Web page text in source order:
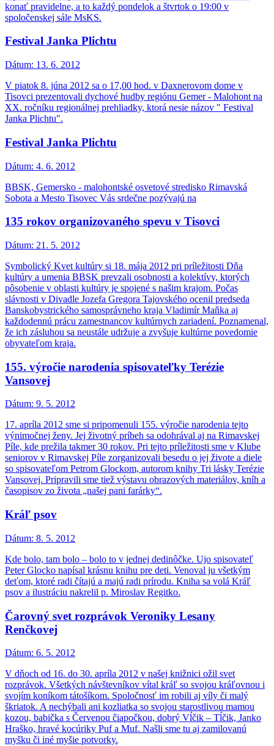
konať pravidelne, a to každý pondelok a štvrtok o 19:00 v
spoločenskej sále MsKS.
Festival Janka Plichtu
Dátum: 13. 6. 2012
V piatok 8. júna 2012 sa o 17,00 hod. v Daxnerovom dome v
Tisovci prezentovali dychové hudby regiónu Gemer - Malohont na
XX. ročníku regionálnej prehliadky, ktorá nesie názov " Festival
Janka Plichtu".
Festival Janka Plichtu
Dátum: 4. 6. 2012
BBSK, Gemersko - malohontské osvetové stredisko Rimavská
Sobota a Mesto Tisovec Vás srdečne pozývajú na
135 rokov organizovaného spevu v Tisovci
Dátum: 21. 5. 2012
Symbolický Kvet kultúry si 18. mája 2012 pri príležitosti Dňa
kultúry a umenia BBSK prevzali osobnosti a kolektívy, ktorých
pôsobenie v oblasti kultúry je spojené s našim krajom. Počas
slávnosti v Divadle Jozefa Gregora Tajovského ocenil predseda
Banskobystrického samosprávneho kraja Vladimír Maňka aj
každodennú prácu zamestnancov kultúrnych zariadení. Poznamenal,
že ich zásluhou sa neustále udržuje a zvyšuje kultúrne povedomie
obyvateľom kraja.
155. výročie narodenia spisovateľky Terézie
Vansovej
Dátum: 9. 5. 2012
17. apríla 2012 sme si pripomenuli 155. výročie narodenia tejto
výnimočnej ženy. Jej životný príbeh sa odohrával aj na Rimavskej
Píle, kde prežila takmer 30 rokov. Pri tejto príležitosti sme v Klube
seniorov v Rimavskej Píle zorganizovali besedu o jej živote a diele
so spisovateľom Petrom Glockom, autorom knihy Tri lásky Terézie
Vansovej. Pripravili sme tiež výstavu obrazových materiálov, kníh a
časopisov zo života „našej pani farárky“.
Kráľ psov
Dátum: 8. 5. 2012
Kde bolo, tam bolo – bolo to v jednej dedinôčke. Ujo spisovateľ
Peter Glocko napísal krásnu knihu pre deti. Venoval ju všetkým
deťom, ktoré radi čítajú a majú radi prírodu. Kniha sa volá Kráľ
psov a ilustráciu nakrelil p. Miroslav Regitko.
Čarovný svet rozprávok Veroniky Lesany
Renčkovej
Dátum: 6. 5. 2012
V dňoch od 16. do 30. apríla 2012 v našej knižnici ožil svet
rozprávok. Všetkých návštevníkov vítal kráľ so svojou kráľovnou i
svojím koníkom tátošíkom. Spoločnosť im robili aj víly či malý
škriatok. A nechýbali ani kozliatka so svojou starostlivou mamou
kozou, babička s Červenou čiapočkou, dobrý Vĺčik – Tĺčik, Janko
Hraško, hravé kocúriky Puf a Muf. Našli sme tu aj zamilovanú
myšku či iné myšie potvorky.